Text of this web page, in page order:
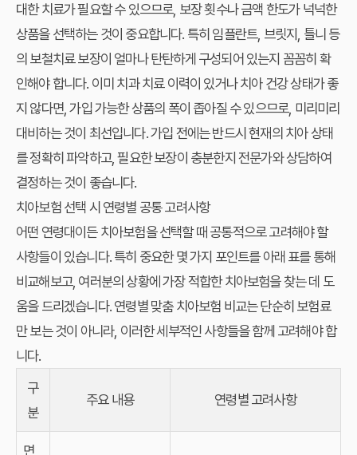
대한 치료가 필요할 수 있으므로, 보장 횟수나 금액 한도가 넉넉한
상품을 선택하는 것이 중요합니다. 특히 임플란트, 브릿지, 틀니 등
의 보철치료 보장이 얼마나 탄탄하게 구성되어 있는지 꼼꼼히 확
인해야 합니다. 이미 치과 치료 이력이 있거나 치아 건강 상태가 좋
지 않다면, 가입 가능한 상품의 폭이 좁아질 수 있으므로, 미리미리
대비하는 것이 최선입니다. 가입 전에는 반드시 현재의 치아 상태
를 정확히 파악하고, 필요한 보장이 충분한지 전문가와 상담하여
결정하는 것이 좋습니다.
치아보험 선택 시 연령별 공통 고려사항
어떤 연령대이든 치아보험을 선택할 때 공통적으로 고려해야 할
사항들이 있습니다. 특히 중요한 몇 가지 포인트를 아래 표를 통해
비교해보고, 여러분의 상황에 가장 적합한 치아보험을 찾는 데 도
움을 드리겠습니다. 연령별 맞춤 치아보험 비교는 단순히 보험료
만 보는 것이 아니라, 이러한 세부적인 사항들을 함께 고려해야 합
니다.
구
분
주요 내용 연령별 고려사항
면